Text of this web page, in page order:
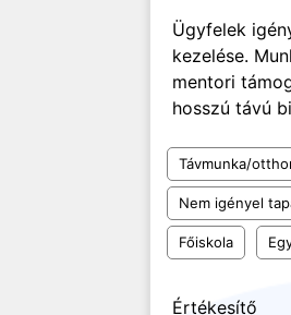
Ügyfelek
kezelése.
mentori
hosszú távú
Távmunka/
Nem igényel
Főiskola
Értékesítő